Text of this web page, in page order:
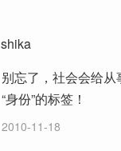
shika
别忘了，社会会给从
“身份”的标签！
2010-11-18